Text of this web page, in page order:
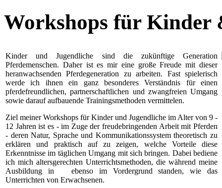
Workshops für Kinder
Kinder und Jugendliche sind die zukünftige Generation
Pferdemenschen. Daher ist es mir eine große Freude mit dieser
heranwachsenden Pferdegeneration zu arbeiten. Fast spielerisch
werde ich ihnen ein ganz besonderes Verständnis für einen
pferdefreundlichen, partnerschaftlichen und zwangfreien Umgang
sowie darauf aufbauende Trainingsmethoden vermittelen.
Ziel meiner Workshops für Kinder und Jugendliche im Alter von 9 -
12 Jahren ist es - im Zuge der freudebringenden Arbeit mit Pferden
- deren Natur, Sprache und Kommunikationssystem theoretisch zu
erklären und praktisch auf zu zeigen, welche Vorteile diese
Erkenntnisse im täglichen Umgang mit sich bringen. Dabei bediene
ich mich altersgerechten Unterrichtsmethoden, die während meine
Ausbildung in ebenso im Vordergrund standen, wie das
Unterrichten von Erwachsenen.